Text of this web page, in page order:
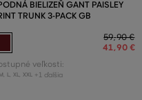
BIELIZEŇ GANT PAISLEY
TRUNK 3-PACK GB
59,90 €
41,90 €
veľkosti:
M L, XL, XXL +1 ďalšia